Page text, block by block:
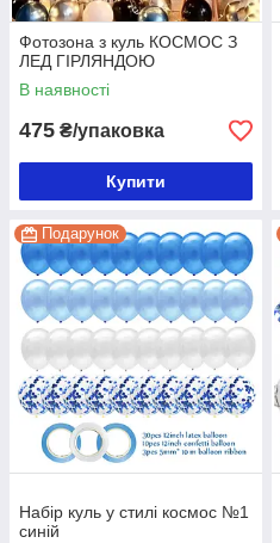
Фотозона з куль КОСМОС З
ЛЕД ГІРЛЯНДОЮ
В наявності
475 ₴/упаковка
Купити
Подарунок
Набір куль у стилі космос №1
синій